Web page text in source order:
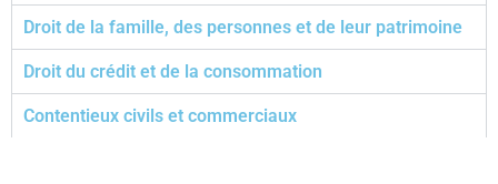
Droit de la famille, des personnes et de leur patrimoine
Droit du crédit et de la consommation
Contentieux civils et commerciaux